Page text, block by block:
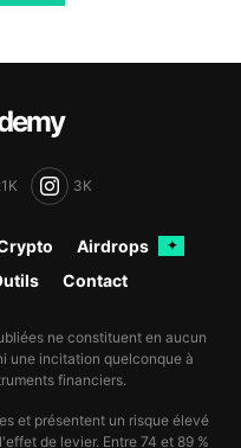
3K
Airdrops ✦
Contact
ne constituent en aucun
une incitation quelconque à
financiers.
et présentent un risque élevé
de levier. Entre 74 et 89 %